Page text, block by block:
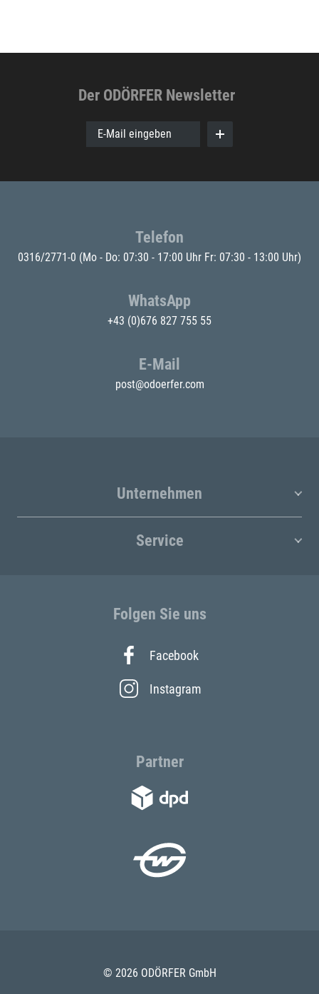
Der ODÖRFER Newsletter
E-Mail eingeben
Telefon
0316/2771-0 (Mo - Do: 07:30 - 17:00 Uhr Fr: 07:30 - 13:00 Uhr)
WhatsApp
+43 (0)676 827 755 55
E-Mail
post@odoerfer.com
Unternehmen
Service
Folgen Sie uns
Facebook
Instagram
Partner
© 2026 ODÖRFER GmbH